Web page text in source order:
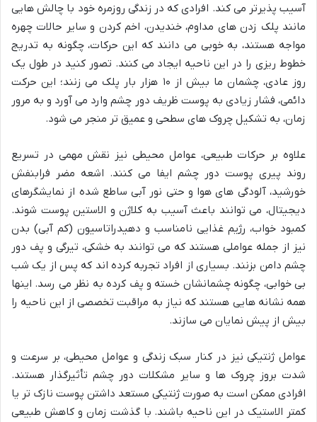
آسیب پذیرتر می کند. افرادی که در زندگی روزمره خود با چالش هایی
مانند پلک زدن های مداوم، خندیدن، اخم کردن و سایر حالات چهره
مواجه هستند، به خوبی می دانند که این حرکات، چگونه به تدریج
خطوط ریزی را در این ناحیه ایجاد می کنند. تصور کنید در طول یک
روز عادی، چشمان ما بیش از ۱۰ هزار بار پلک می زنند؛ این حرکت
دائمی، فشار زیادی به پوست ظریف دور چشم وارد می آورد و به مرور
زمان، به تشکیل چروک های سطحی و عمیق تر منجر می شود.
علاوه بر حرکات طبیعی، عوامل محیطی نیز نقش مهمی در تسریع
روند پیری پوست دور چشم ایفا می کنند. اشعه مضر فرابنفش
خورشید، آلودگی های هوا و حتی نور آبی ساطع شده از نمایشگرهای
دیجیتال، می توانند باعث آسیب به کلاژن و الاستین پوست شوند.
کمبود خواب، رژیم غذایی نامناسب و دهیدراتاسیون (کم آبی) بدن
نیز از جمله عواملی هستند که می توانند به خشکی، تیرگی و پف دور
چشم دامن بزنند. بسیاری از افراد تجربه کرده اند که پس از یک شب
بی خوابی، چگونه چشمانشان خسته و پف کرده به نظر می رسد. اینها
همه نشانه هایی هستند که نیاز به مراقبت تخصصی از این ناحیه را
بیش از پیش نمایان می سازند.
عوامل ژنتیکی نیز در کنار سبک زندگی و عوامل محیطی، بر سرعت و
شدت بروز چروک ها و سایر مشکلات دور چشم تأثیرگذار هستند.
افرادی ممکن است به صورت ژنتیکی مستعد داشتن پوست نازک تر یا
کمتر الاستیک در این ناحیه باشند. با گذشت زمان و کاهش طبیعی